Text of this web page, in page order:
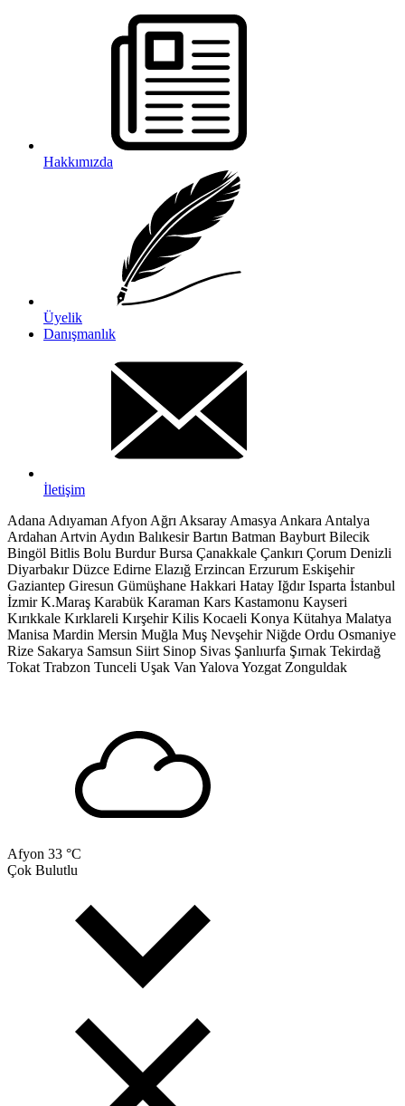
Hakkımızda
Üyelik
Danışmanlık
İletişim
Adana Adıyaman Afyon Ağrı Aksaray Amasya Ankara Antalya
Ardahan Artvin Aydın Balıkesir Bartın Batman Bayburt Bilecik
Bingöl Bitlis Bolu Burdur Bursa Çanakkale Çankırı Çorum Denizli
Diyarbakır Düzce Edirne Elazığ Erzincan Erzurum Eskişehir
Gaziantep Giresun Gümüşhane Hakkari Hatay Iğdır Isparta İstanbul
İzmir K.Maraş Karabük Karaman Kars Kastamonu Kayseri
Kırıkkale Kırklareli Kırşehir Kilis Kocaeli Konya Kütahya Malatya
Manisa Mardin Mersin Muğla Muş Nevşehir Niğde Ordu Osmaniye
Rize Sakarya Samsun Siirt Sinop Sivas Şanlıurfa Şırnak Tekirdağ
Tokat Trabzon Tunceli Uşak Van Yalova Yozgat Zonguldak
Afyon 33 °C
Çok Bulutlu